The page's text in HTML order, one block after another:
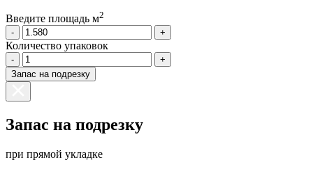
Введите площадь м2
-
+
Количество упаковок
-
+
Запас на подрезку
Запас на подрезку
при прямой укладке